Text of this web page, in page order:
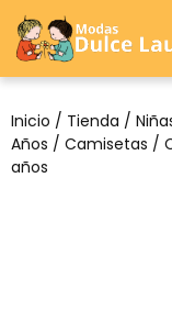
Inicio / Tienda /
Años / Camisetas /
años